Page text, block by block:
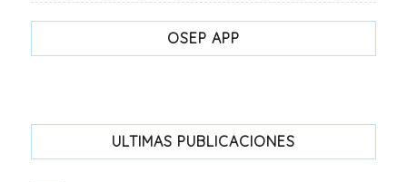
OSEP APP
ULTIMAS PUBLICACIONES